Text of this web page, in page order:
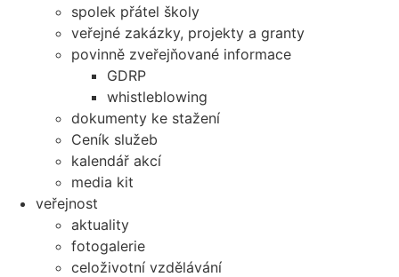
spolek přátel školy
veřejné zakázky, projekty a granty
povinně zveřejňované informace
GDRP
whistleblowing
dokumenty ke stažení
Ceník služeb
kalendář akcí
media kit
veřejnost
aktuality
fotogalerie
celoživotní vzdělávání